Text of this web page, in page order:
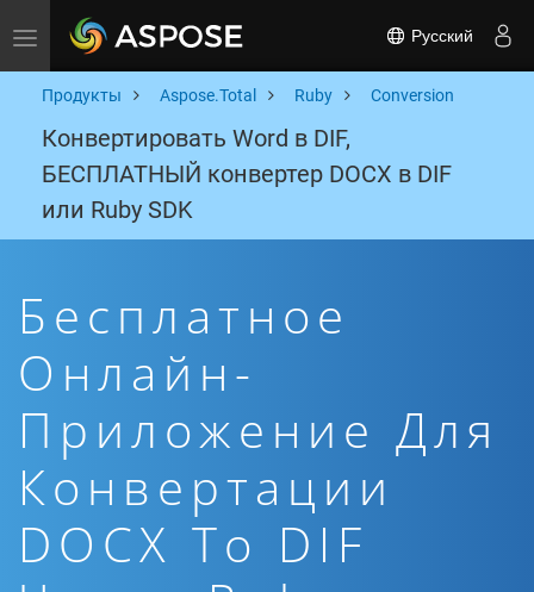
Toggle navigation Русский
Продукты Aspose.Total Ruby Conversion
Конвертировать Word в DIF,
БЕСПЛАТНЫЙ конвертер DOCX в DIF
или Ruby SDK
Бесплатное
Онлайн-
Приложение Для
Конвертации
DOCX To DIF